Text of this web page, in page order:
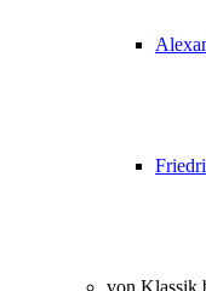
von Klassik